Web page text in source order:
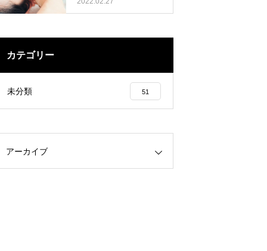
カテゴリー
未分類 51
アーカイブ